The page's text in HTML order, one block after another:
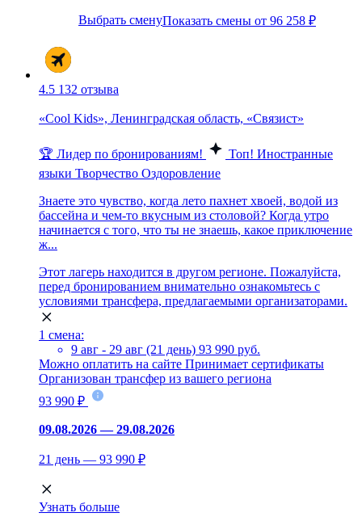
Выбрать сменуПоказать смены от 96 258 ₽
4.5 132 отзыва
«Cool Kids», Ленинградская область, «Связист»
🏆 Лидер по бронированиям! Топ! Иностранные
языки Творчество Оздоровление
Знаете это чувство, когда лето пахнет хвоей, водой из
бассейна и чем-то вкусным из столовой? Когда утро
начинается с того, что ты не знаешь, какое приключение
ж...
Этот лагерь находится в другом регионе. Пожалуйста,
перед бронированием внимательно ознакомьтесь с
условиями трансфера, предлагаемыми организаторами.
1 смена:
9 авг - 29 авг (21 день) 93 990 руб.
Можно оплатить на сайте Принимает сертификаты
Организован трансфер из вашего региона
93 990 ₽
09.08.2026 — 29.08.2026
21 день — 93 990 ₽
Узнать больше